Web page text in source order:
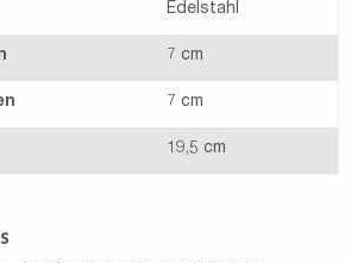
Edelstahl
7 cm
7 cm
19,5 cm